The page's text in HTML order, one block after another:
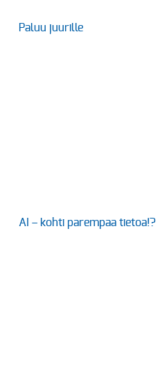
Paluu juurille
AI – kohti parempaa tietoa!?